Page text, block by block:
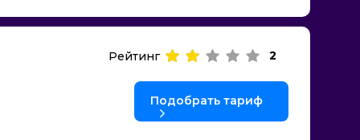
Рейтинг 2
Подобрать тариф